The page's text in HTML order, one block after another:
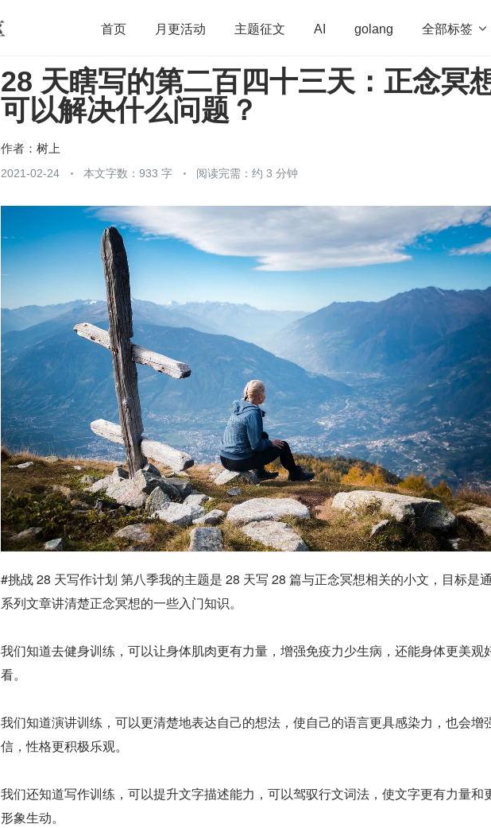
首页 月更活动 主题征文 AI golang 全部标签 
开源 架构 OpenHarmony 算法 学习方法 Web3.0 高
团队管理 程序员 运维
28 天瞎写的第二百四十三天：正念冥
可以解决什么问题？
作者： 树上
2021-02-24 本文字数：933 字 阅读完需：约 3 分钟
#挑战 28 天写作计划 第八季我的主题是 28 天写 28 篇与正念冥想相关的小文，目标是
系列文章讲清楚正念冥想的一些入门知识。
我们知道去健身训练，可以让身体肌肉更有力量，增强免疫力少生病，还能身体更美观
看。
我们知道演讲训练，可以更清楚地表达自己的想法，使自己的语言更具感染力，也会增
信，性格更积极乐观。
我们还知道写作训练，可以提升文字描述能力，可以驾驭行文词法，使文字更有力量和
形象生动。